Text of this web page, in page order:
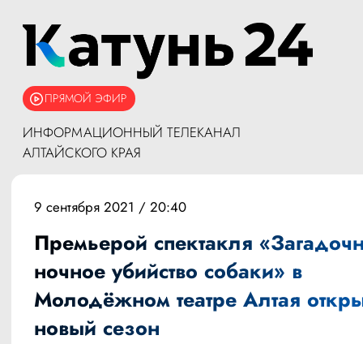
ПРЯМОЙ ЭФИР
ИНФОРМАЦИОННЫЙ ТЕЛЕКАНАЛ
АЛТАЙСКОГО КРАЯ
9 сентября 2021 / 20:40
Премьерой спектакля
ночное убийство собаки» в
Молодёжном театре Алтая
новый сезон